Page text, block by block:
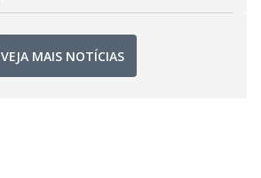
VEJA MAIS NOTÍCIAS